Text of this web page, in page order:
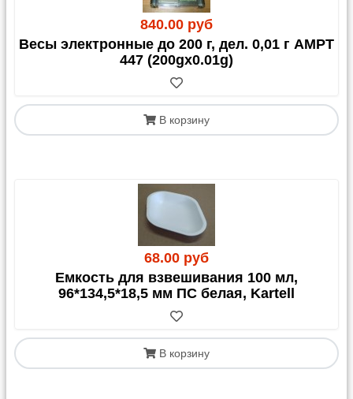
840.00 руб
Весы электронные до 200 г, дел. 0,01 г AMPT
447 (200gx0.01g)
В корзину
68.00 руб
Емкость для взвешивания 100 мл,
96*134,5*18,5 мм ПС белая, Kartell
В корзину